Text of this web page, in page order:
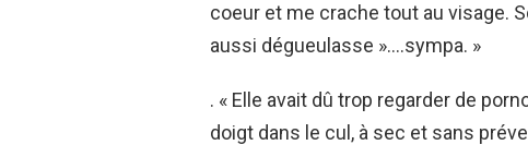
coeur et me crache tout au visage.
aussi dégueulasse »….sympa. »
. « Elle avait dû trop regarder de
doigt dans le cul, à sec et sans